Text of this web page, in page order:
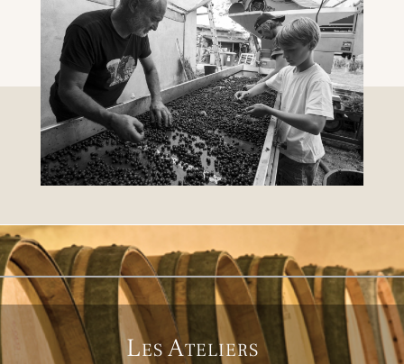
Les Ateliers